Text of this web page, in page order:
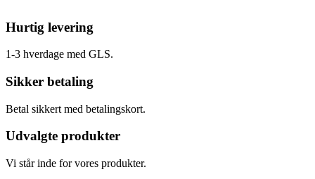
Hurtig levering
1-3 hverdage med GLS.
Sikker betaling
Betal sikkert med betalingskort.
Udvalgte produkter
Vi står inde for vores produkter.